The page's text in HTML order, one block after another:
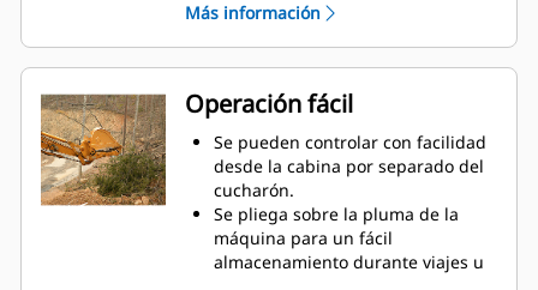
con la curvatura única de la tenaza
y las estriaciones en los dientes.
Obtenga la mejor tenaza para sus
tareas. Seleccione la mejor opción
entre las cuatro configuraciones
de dientes para lograr un pleno
agarre o colocar la pluma a
horcajadas durante el transporte.
Administrar varios accesorios de
una flota es más fácil con un
sistema acoplador. Seleccione los
Más información
Operación fácil
Se pueden controlar con facilidad
desde la cabina por separado del
cucharón.
Se pliega sobre la pluma de la
máquina para un fácil
almacenamiento durante viajes u